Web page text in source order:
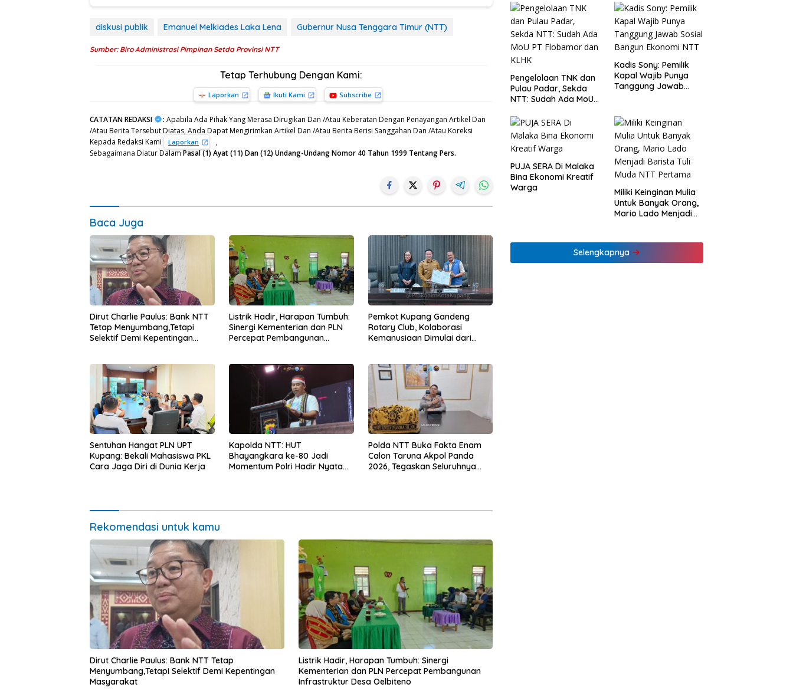
diskusi publik Emanuel Melkiades Laka Lena Gubernur Nusa Tenggara Timur (NTT)
Sumber: Biro Administrasi Pimpinan Setda Provinsi NTT
Tetap Terhubung Dengan Kami:
Laporkan Ikuti Kami Subscribe
CATATAN REDAKSI : Apabila Ada Pihak Yang Merasa Dirugikan Dan /Atau Keberatan Dengan Penayangan Artikel Dan
/Atau Berita Tersebut Diatas, Anda Dapat Mengirimkan Artikel Dan /Atau Berita Berisi Sanggahan Dan /Atau Koreksi
Kepada Redaksi Kami
Laporkan
,
Sebagaimana Diatur DalamPasal (1) Ayat (11) Dan (12) Undang-Undang Nomor 40 Tahun 1999 Tentang Pers.
Baca Juga
Dirut Charlie Paulus: Bank NTT
Tetap Menyumbang,Tetapi
Selektif Demi Kepentingan
Listrik Hadir, Harapan Tumbuh:
Sinergi Kementerian dan PLN
Percepat Pembangunan
Pemkot Kupang Gandeng
Rotary Club, Kolaborasi
Kemanusiaan Dimulai dari
Sentuhan Hangat PLN UPT
Kupang: Bekali Mahasiswa PKL
Cara Jaga Diri di Dunia Kerja
Kapolda NTT: HUT
Bhayangkara ke-80 Jadi
Momentum Polri Hadir Nyata
Polda NTT Buka Fakta Enam
Calon Taruna Akpol Panda
2026, Tegaskan Seluruhnya
Rekomendasi untuk kamu
Dirut Charlie Paulus: Bank NTT Tetap
Menyumbang,Tetapi Selektif Demi Kepentingan
Masyarakat
Listrik Hadir, Harapan Tumbuh: Sinergi
Kementerian dan PLN Percepat Pembangunan
Infrastruktur Desa Oelbiteno
Pengelolaan TNK dan
Pulau Padar, Sekda
NTT: Sudah Ada MoU
KLHK
Kadis Sony: Pemilik
Kapal Wajib Punya
Tanggung Jawab
PUJA SERA Di Malaka
Bina Ekonomi Kreatif
Warga
Miliki Keinginan Mulia
Untuk Banyak Orang,
Mario Lado Menjadi
Selengkapnya